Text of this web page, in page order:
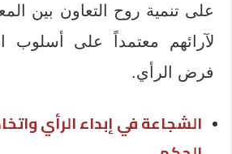
على تنمية روح التعاون بين
لآرائهم معتمداً على أسلوب
فرض الرأي.
الشجاعة في إبداء الرأي